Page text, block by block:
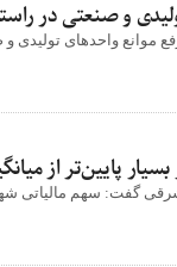
و صنعتی در
موانع واحدهای تولیدی
پایین‌تر از